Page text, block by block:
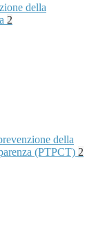
della
2
della
(PTPCT) 2